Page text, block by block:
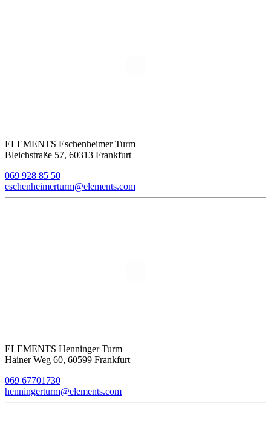
ELEMENTS Eschenheimer Turm
Bleichstraße 57, 60313 Frankfurt
069 928 85 50
eschenheimerturm@elements.com
ELEMENTS Henninger Turm
Hainer Weg 60, 60599 Frankfurt
069 67701730
henningerturm@elements.com